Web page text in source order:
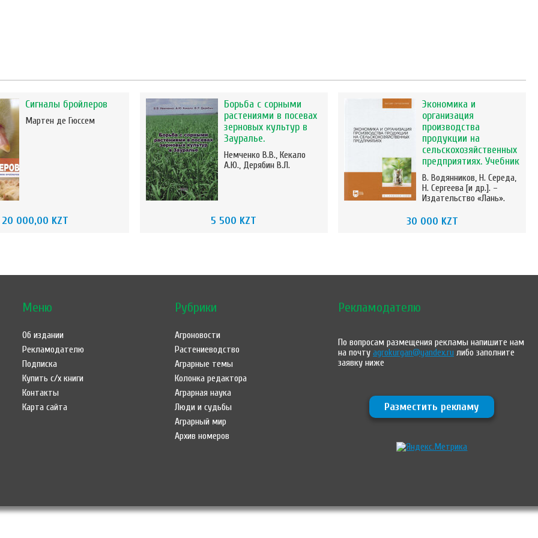
Сигналы бройлеров
Мартен де Гюссем
20 000,00 KZT
Борьба с сорными
растениями в посевах
зерновых культур в
Зауралье.
Немченко В.В., Кекало
А.Ю., Дерябин В.Л.
5 500 KZT
Экономика и
организация
производства
продукции на
сельскохозяйственных
предприятиях. Учебник
В. Водянников, Н. Середа,
Н. Сергеева [и др.]. –
Издательство «Лань».
30 000 KZT
Меню
Об издании
Рекламодателю
Подписка
Купить с/х книги
Контакты
Карта сайта
Рубрики
Агроновости
Растениеводство
Аграрные темы
Колонка редактора
Аграрная наука
Люди и судьбы
Аграрный мир
Архив номеров
Рекламодателю
По вопросам размещения рекламы напишите нам
на почтуagrokurgan@yandex.ru либо заполните
заявку ниже
Разместить рекламу